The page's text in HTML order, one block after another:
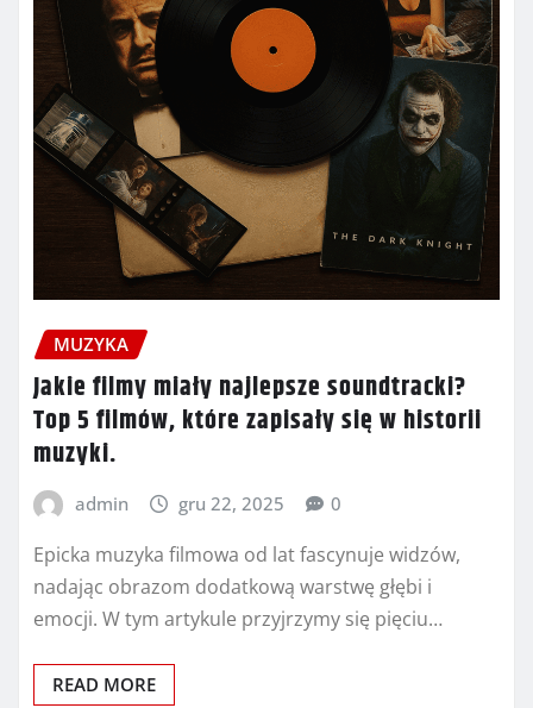
MUZYKA
Jakie filmy miały najlepsze soundtracki?
Top 5 filmów, które zapisały się w historii
muzyki.
admin gru 22, 2025 0
Epicka muzyka filmowa od lat fascynuje widzów,
nadając obrazom dodatkową warstwę głębi i
emocji. W tym artykule przyjrzymy się pięciu…
READ MORE